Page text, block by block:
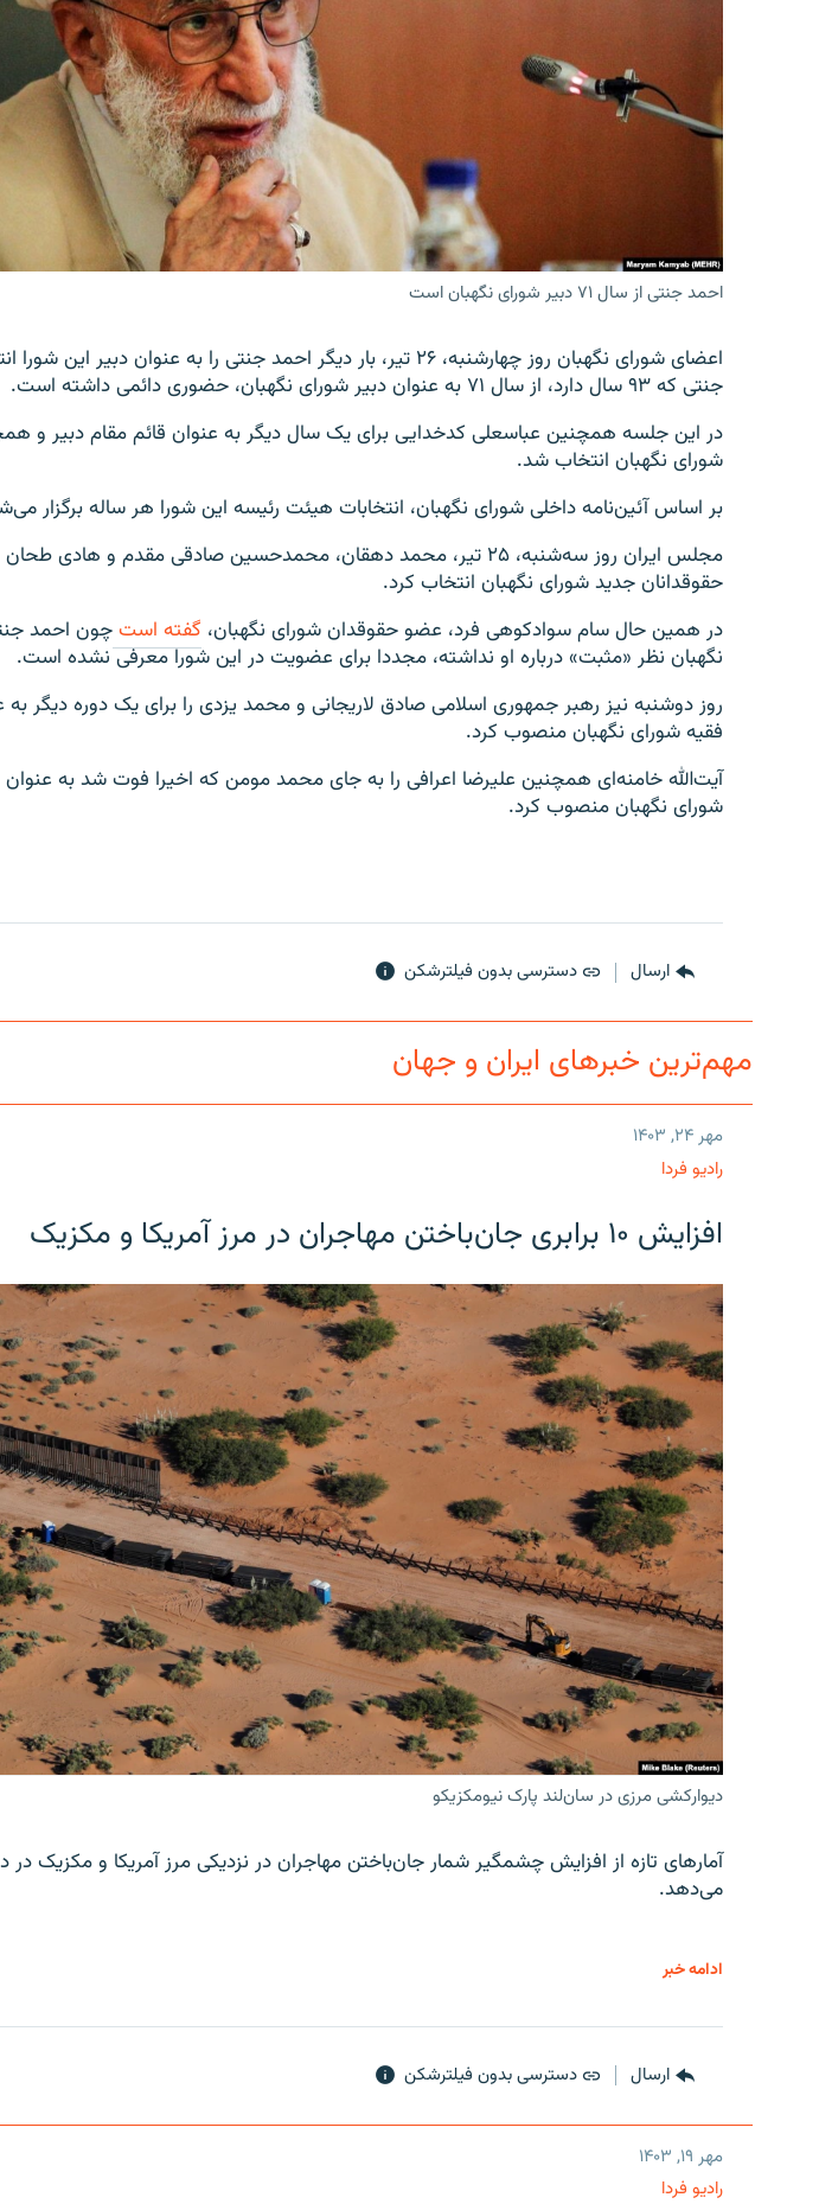
احمد جنتی از سال ۷۱ دبیر شورای نگهبان است
اعضای شورای نگهبان روز چهارشنبه، ۲۶ تیر، بار دیگر احمد جنتی را به عنوان
جنتی که ۹۳ سال دارد، از سال ۷۱ به عنوان دبیر شورای نگهبان، حضوری دائمی داشته است.
در این جلسه همچنین عباسعلی کدخدایی برای یک سال دیگر به عنوان قائم مقام دبیر و
شورای نگهبان انتخاب شد.
بر اساس آئین‌نامه داخلی شورای نگهبان، انتخابات هیئت رئیسه این شورا هر ساله برگزار
مجلس ایران روز سه‌شنبه، ۲۵ تیر، محمد دهقان، محمدحسین صادقی مقدم و هادی
حقوقدانان جدید شورای نگهبان انتخاب کرد.
در همین حال سام سوادکوهی فرد، عضو حقوقدان شورای نگهبان، گفته استچون احمد
نگهبان نظر «مثبت» درباره او نداشته، مجددا برای عضویت در این شورا معرفی نشده است.
روز دوشنبه نیز رهبر جمهوری اسلامی صادق لاریجانی و محمد یزدی را برای یک دوره دیگر
فقیه شورای نگهبان منصوب کرد.
آیت‌الله خامنه‌ای همچنین علیرضا اعرافی را به جای محمد مومن که اخیرا فوت شد به
شورای نگهبان منصوب کرد.
ارسال دسترسی بدون فیلترشکن
مهم‌ترین خبرهای ایران و جهان
مهر ۲۴, ۱۴۰۳
رادیو فردا
افزایش ۱۰ برابری جان‌باختن مهاجران در مرز آمریکا و مکزیک
دیوارکشی مرزی در سان‌لند پارک نیومکزیکو
آمارهای تازه از افزایش چشمگیر شمار جان‌باختن مهاجران در نزدیکی مرز آمریکا و مکزیک
می‌دهد.
ادامه خبر
ارسال دسترسی بدون فیلترشکن
مهر ۱۹, ۱۴۰۳
رادیو فردا